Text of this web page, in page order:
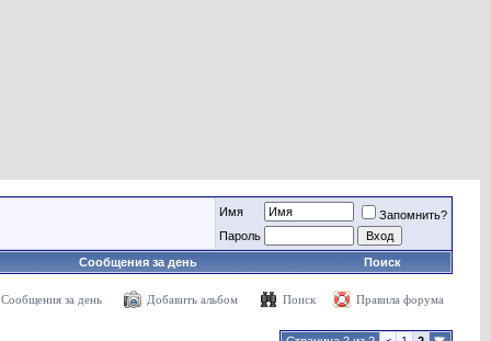
Имя
Запомнить?
Пароль
Сообщения за день
Поиск
Сообщения за день Добавить альбом Поиск Правила форума